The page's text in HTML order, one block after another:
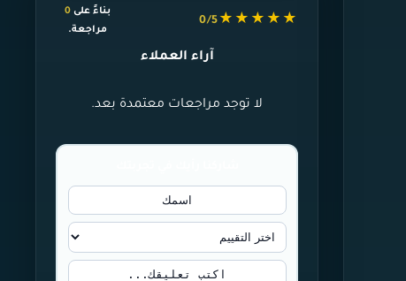
★★★★★
0/5
بناءً على 0
مراجعة.
آراء العملاء
لا توجد مراجعات معتمدة بعد.